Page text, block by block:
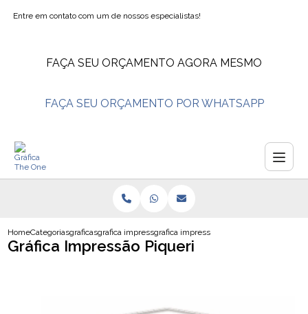
Entre em contato com um de nossos especialistas!
FAÇA SEU ORÇAMENTO AGORA MESMO
FAÇA SEU ORÇAMENTO POR WHATSAPP
HomeCategoriasgraficasgrafica impressao em lonagrafica impressao piqueri
Gráfica Impressão Piqueri